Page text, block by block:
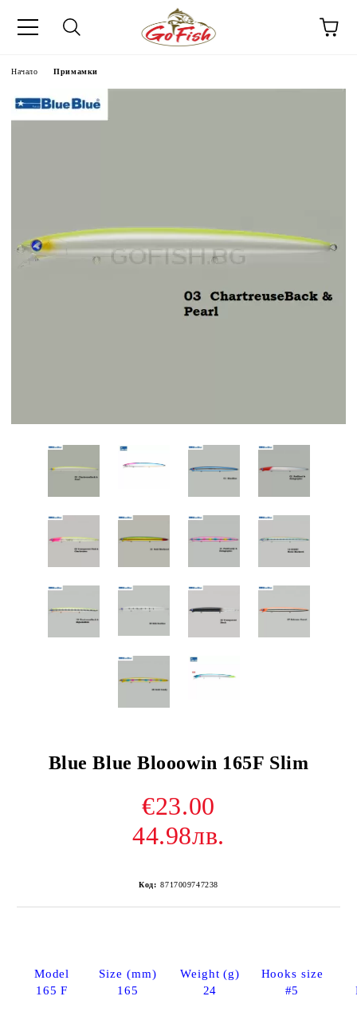
Начало Примамки
Blue Blue Blooowin 165F Slim
€23.00
44.98лв.
Код: 8717009747238
Model Size (mm) Weight (g)
Hooks size
165 F
165 24 #5